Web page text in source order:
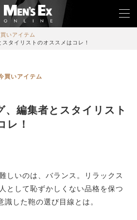
いアイテム
タイリストのオススメはコレ！
買いアイテム
、編集者とスタイリスト
レ！
しいのは、バランス。リラックス
として恥ずかしくない品格を保つ
識した鞄の選び目線とは。